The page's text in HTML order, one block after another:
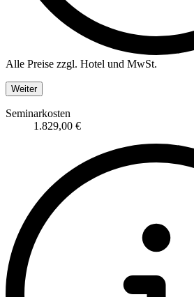
Alle Preise zzgl. Hotel und MwSt.
Weiter
Seminarkosten
1.829,00 €